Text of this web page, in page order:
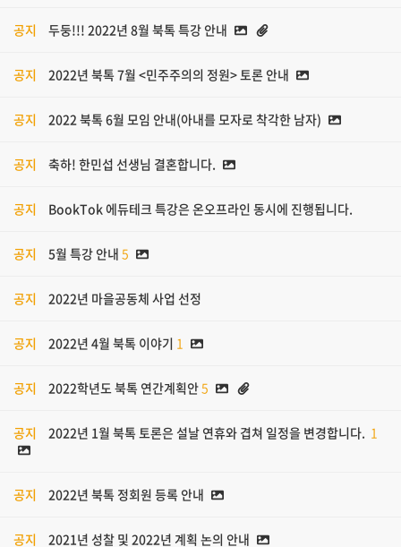
공지 두둥!!! 2022년 8월 북톡 특강 안내
공지 2022년 북톡 7월 <민주주의의 정원> 토론 안내
공지 2022 북톡 6월 모임 안내(아내를 모자로 착각한 남자)
공지 축하! 한민섭 선생님 결혼합니다.
공지 BookTok 에듀테크 특강은 온오프라인 동시에 진행됩니다.
공지 5월 특강 안내 5
공지 2022년 마을공동체 사업 선정
공지 2022년 4월 북톡 이야기 1
공지 2022학년도 북톡 연간계획안5
공지 2022년 1월 북톡 토론은 설날 연휴와 겹쳐 일정을 변경합니다. 1
공지 2022년 북톡 정회원 등록 안내
공지 2021년 성찰 및 2022년 계획 논의 안내